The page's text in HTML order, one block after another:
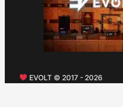
EVOLT © 2017 - 2026